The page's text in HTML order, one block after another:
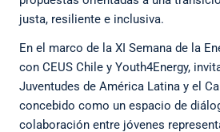
justa, resiliente e inclusiva.
En el marco de la XI Semana de la
con CEUS Chile y Youth4Energy,
Juventudes de América Latina y el
concebido como un espacio de
colaboración entre jóvenes